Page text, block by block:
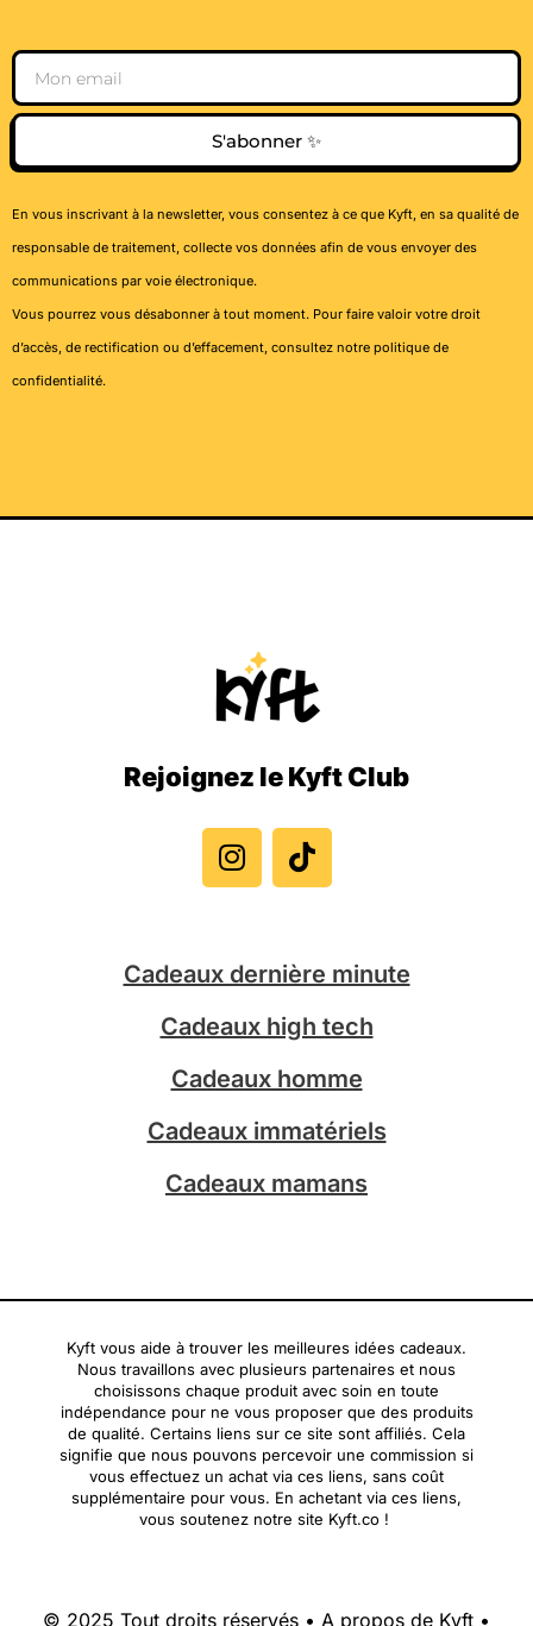
Email
S'abonner ✨
En vous inscrivant à la newsletter, vous consentez à ce que Kyft, en sa qualité de
responsable de traitement, collecte vos données afin de vous envoyer des
communications par voie électronique.
Vous pourrez vous désabonner à tout moment. Pour faire valoir votre droit
d’accès, de rectification ou d’effacement, consultez notre politique de
confidentialité.
Rejoignez le Kyft Club
n
s
t
r
a
m
i
k
t
Cadeaux dernière minute
Cadeaux high tech
Cadeaux homme
Cadeaux immatériels
Cadeaux mamans
Kyft vous aide à trouver les meilleures idées cadeaux.
Nous travaillons avec plusieurs partenaires et nous
choisissons chaque produit avec soin en toute
indépendance pour ne vous proposer que des produits
de qualité. Certains liens sur ce site sont affiliés. Cela
signifie que nous pouvons percevoir une commission si
vous effectuez un achat via ces liens, sans coût
supplémentaire pour vous. En achetant via ces liens,
vous soutenez notre site Kyft.co !
© 2025 Tout droits réservés • A propos de Kyft •